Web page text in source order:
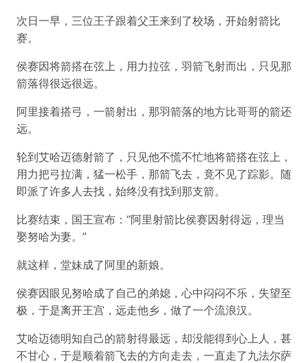
次日一早，三位王子跟着父王来到了校场，开始射箭比
赛。
侯赛因将箭搭在弦上，用力拉弦，羽箭飞射而出，只见那
箭落得很远很远。
阿里接着搭弓，一箭射出，那羽箭落的地方比哥哥的箭还
远。
轮到艾哈迈德射箭了，只见他不慌不忙地将箭搭在弦上，
用力把弓拉满，猛一松手，那箭飞去，竟不见了踪影。随
即派了许多人去找，始终没有找到那支箭。
比赛结束，国王宣布：“阿里射箭比侯赛因射得远，理当
娶努哈为妻。”
就这样，堂妹成了阿里的新娘。
侯赛因眼见努哈成了自己的弟媳，心中闷闷不乐，失望至
极，于是离开王宫，远走他乡，做了一个流浪汉。
艾哈迈德明知自己的箭射得最远，却没能得到心上人，甚
不甘心，于是顺着箭飞去的方向走去，一直走了九法尔萨